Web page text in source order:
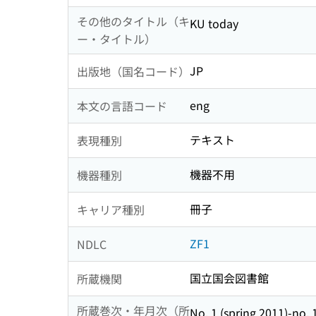
その他のタイトル（キ
ー・タイトル）
KU today
出版地（国名コード） JP
本文の言語コード eng
表現種別 テキスト
機器種別 機器不用
キャリア種別 冊子
NDLC ZF1
所蔵機関
国立国会図書館
所蔵巻次・年月次（所No. 1 (spring 2011)-no.